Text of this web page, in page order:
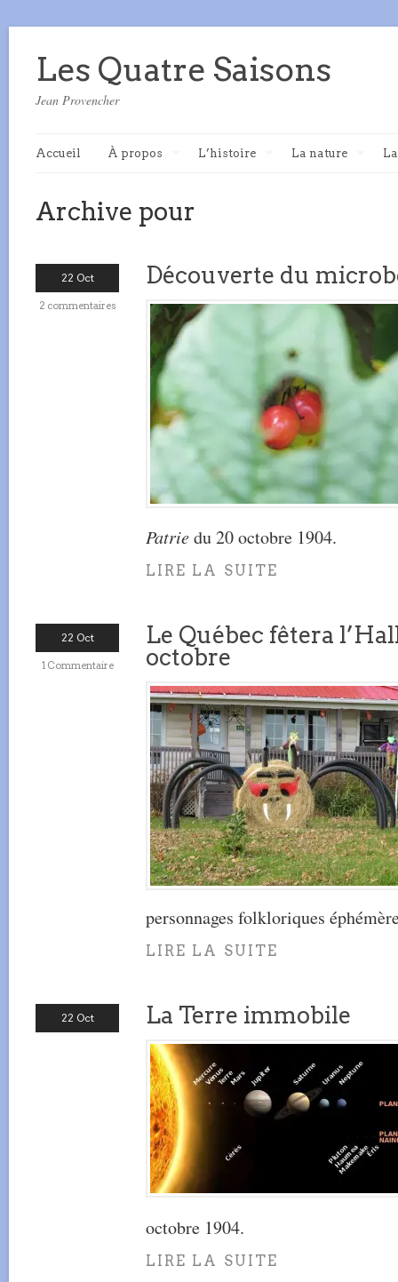
Les Quatre Saisons
Jean Provencher
Accueil À propos L’histoire La nature
Archive pour
22 Oct
2 commentaires
Découverte du
Patriedu 20 octobre 1904.
LIRE LA SUITE
22 Oct
1 Commentaire
Le Québec fêtera
octobre
personnages folkloriques
LIRE LA SUITE
22 Oct La Terre immobile
octobre 1904.
LIRE LA SUITE